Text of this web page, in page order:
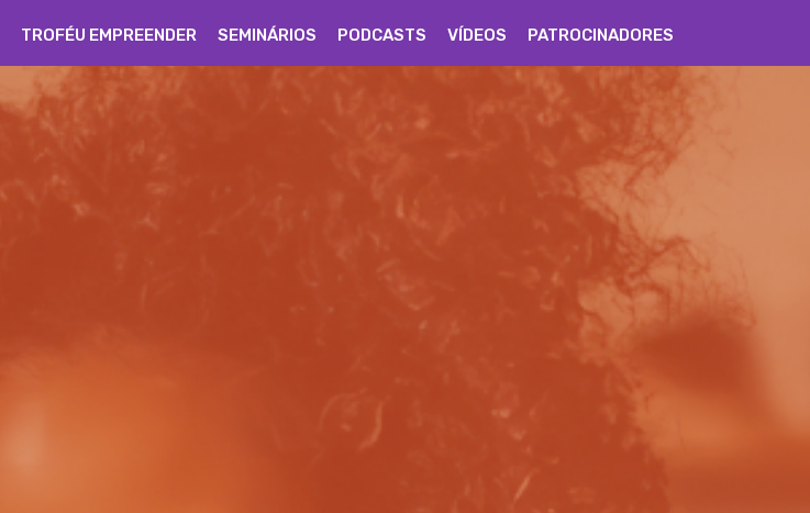
TROFÉU EMPREENDER SEMINÁRIOS PODCASTS VÍDEOS PATROCINADORES